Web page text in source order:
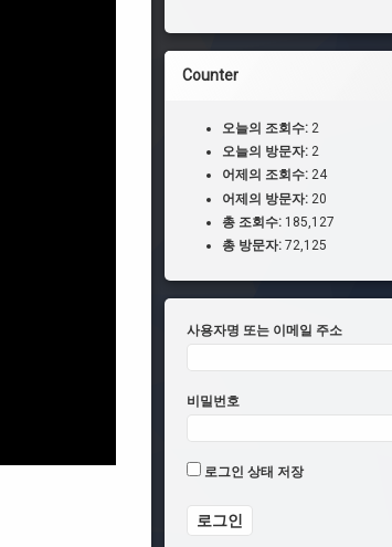
Counter
오늘의 조회수: 2
오늘의 방문자: 2
어제의 조회수: 24
어제의 방문자: 20
총 조회수: 185,127
총 방문자: 72,125
사용자명 또는 이메일 주소
비밀번호
로그인 상태 저장